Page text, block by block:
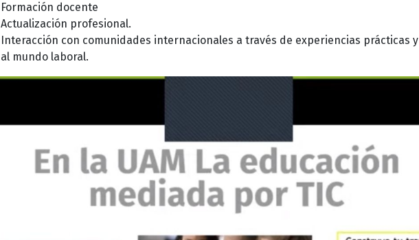
Formación docente
Actualización profesional.
Interacción con comunidades internacionales a través de experiencias prácticas y
al mundo laboral.